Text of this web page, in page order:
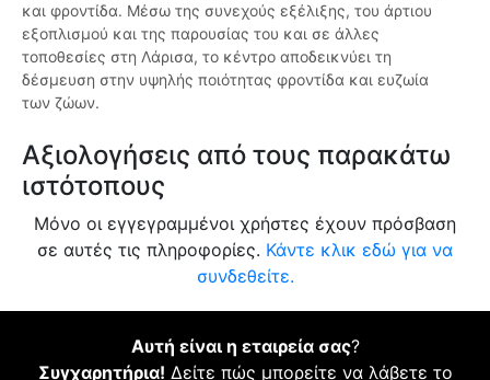
και φροντίδα. Μέσω της συνεχούς εξέλιξης, του άρτιου
εξοπλισμού και της παρουσίας του και σε άλλες
τοποθεσίες στη Λάρισα, το κέντρο αποδεικνύει τη
δέσμευση στην υψηλής ποιότητας φροντίδα και ευζωία
των ζώων.
Αξιολογήσεις από τους παρακάτω
ιστότοπους
Μόνο οι εγγεγραμμένοι χρήστες έχουν πρόσβαση
σε αυτές τις πληροφορίες. Κάντε κλικ εδώ για να
συνδεθείτε.
Αυτή είναι η εταιρεία σας?
Συγχαρητήρια! Δείτε πώς μπορείτε να λάβετε το